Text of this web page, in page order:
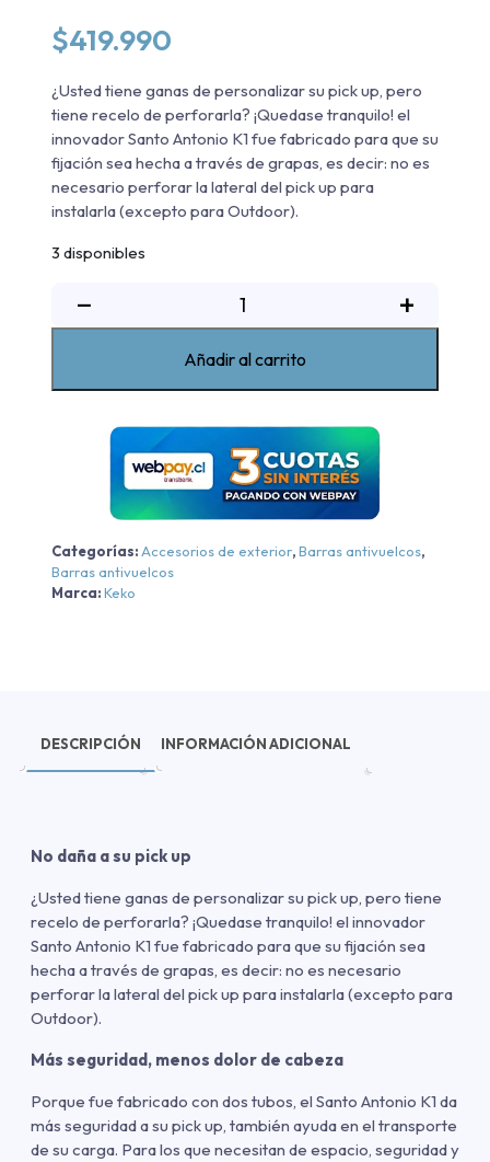
$419.990
¿Usted tiene ganas de personalizar su pick up, pero
tiene recelo de perforarla? ¡Quedase tranquilo! el
innovador Santo Antonio K1 fue fabricado para que su
fijación sea hecha a través de grapas, es decir: no es
necesario perforar la lateral del pick up para
instalarla (excepto para Outdoor).
3 disponibles
−
Toyota
Hilux
2016-
2025
+
Añadir al carrito
Categorías:Accesorios de exterior,Barras antivuelcos,
Barras antivuelcos
Marca:Keko
DESCRIPCIÓN INFORMACIÓN ADICIONAL
No daña a su pick up
¿Usted tiene ganas de personalizar su pick up, pero tiene
recelo de perforarla? ¡Quedase tranquilo! el innovador
Santo Antonio K1 fue fabricado para que su fijación sea
hecha a través de grapas, es decir: no es necesario
perforar la lateral del pick up para instalarla (excepto para
Outdoor).
Más seguridad, menos dolor de cabeza
Porque fue fabricado con dos tubos, el Santo Antonio K1 da
más seguridad a su pick up, también ayuda en el transporte
de su carga. Para los que necesitan de espacio, seguridad y